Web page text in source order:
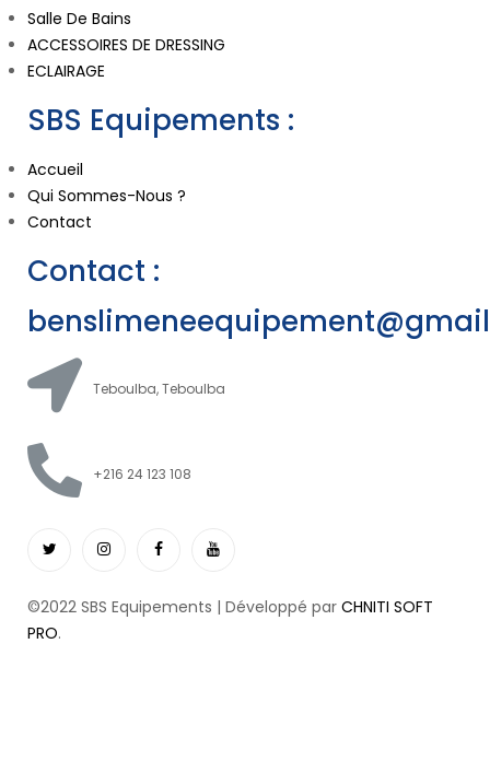
Salle De Bains
ACCESSOIRES DE DRESSING
ECLAIRAGE
SBS Equipements :
Accueil
Qui Sommes-Nous ?
Contact
Contact :
Teboulba, Teboulba
+216 24 123 108
©2022 SBS Equipements | Développé par CHNITI SOFT
PRO.